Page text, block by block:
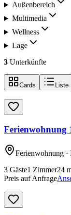
Außenbereich
Multimedia
Wellness
Lage
3 Unterkünfte
Cards Liste
Ferienwohnung
Ferienwohnung
3 Gäste1 Zimmer24
Preis auf Anfrage